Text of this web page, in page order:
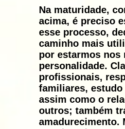
Na maturidade,
acima, é preciso
esse processo,
caminho mais
por estarmos nos
personalidade.
profissionais,
familiares,
assim como o
outros; também
amadurecimento.